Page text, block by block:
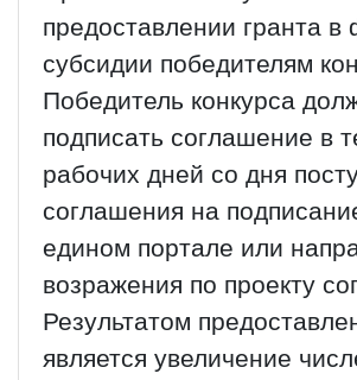
предоставлении гранта в
субсидии победителям
Победитель конкурса
подписать соглашение в
рабочих дней со дня
соглашения на
едином портале или
возражения по проекту
Результатом
является увеличение